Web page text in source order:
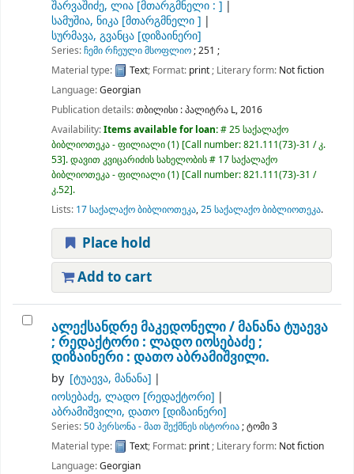
შარვაშიძე, ლია [მთარგმნელი : ]
სამუშია, ნიკა [მთარგმნელი ]
სურმავა, გვანცა [დიზაინერი]
Series:ჩემი რჩეული მსოფლიო; 251 ;
Material type:
Text; Format: print; Literary form: Not fiction
Language:Georgian
Publication details:თბილისი :პალიტრა L,2016
Availability:Items available for loan:# 25 საქალაქო
ბიბლიოთეკა - ფილიალი(1) Call number:821.111(73)-31 / კ.
53 .დავით კვიცარიძის სახელობის # 17 საქალაქო
ბიბლიოთეკა - ფილიალი(1) Call number:821.111(73)-31 /
კ.52 .
Lists: 17 საქალაქო ბიბლიოთეკა,25 საქალაქო ბიბლიოთეკა.
Place hold
Add to cart
ალექსანდრე მაკედონელი /მანანა ტუაევა
; რედაქტორი : ლადო იოსებაძე ;
დიზაინერი : დათო აბრამიშვილი.
by [ტუაევა, მანანა]
იოსებაძე, ლადო [რედაქტორი]
აბრამიშვილი, დათო [დიზაინერი]
Series:50 პერსონა - მათ შექმნეს ისტორია; ტომი 3
Material type:
Text; Format: print; Literary form: Not fiction
Language:Georgian